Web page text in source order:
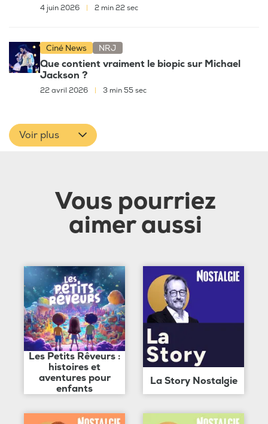
4 juin 2026 2 min 22 sec
Ciné News NRJ
Que contient vraiment le biopic sur Michael
Jackson ?
22 avril 2026 3 min 55 sec
Voir plus
Vous pourriez
aimer aussi
Les Petits Rêveurs :
histoires et
aventures pour
enfants
La Story Nostalgie